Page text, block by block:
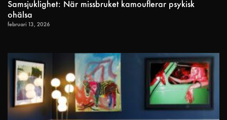
Samsjuklighet: När missbruket kamouflerar psykisk
ohälsa
februari 13, 2026